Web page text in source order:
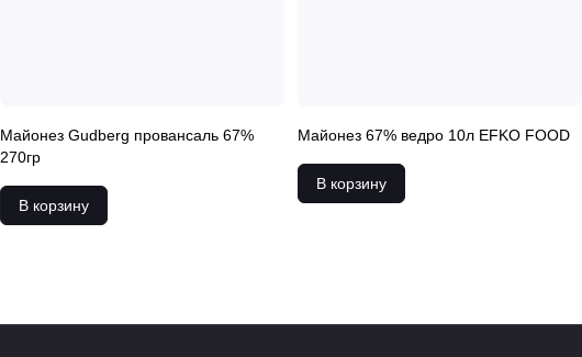
Майонез Gudberg провансаль 67%
270гр
В корзину
Майонез 67% ведро 10л EFKO FOOD
В корзину